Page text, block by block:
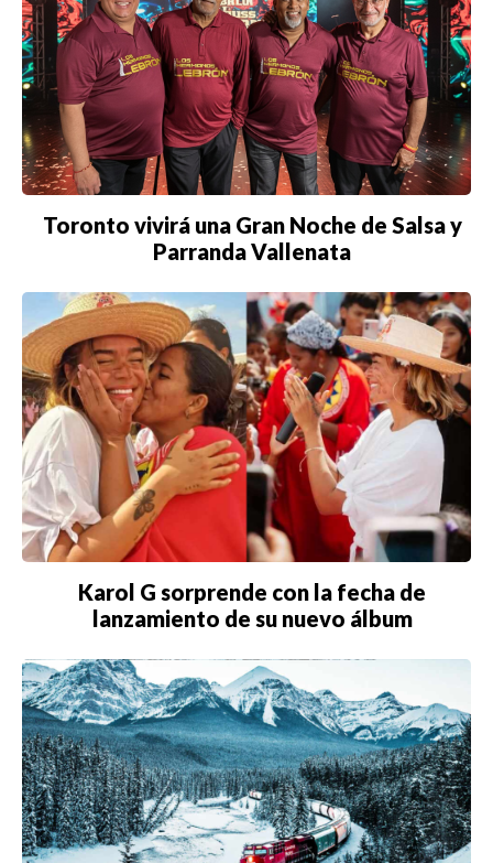
Toronto vivirá una Gran Noche de Salsa y
Parranda Vallenata
Karol G sorprende con la fecha de
lanzamiento de su nuevo álbum